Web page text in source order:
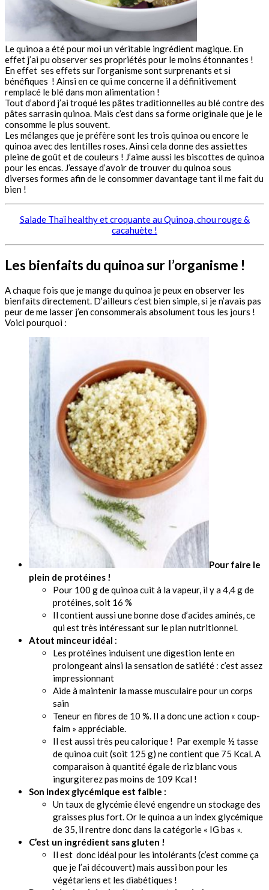
Le quinoa a été pour moi un véritable ingrédient magique. En
effet j’ai pu observer ses propriétés pour le moins étonnantes !
En effet ses effets sur l’organisme sont surprenants et si
bénéfiques ! Ainsi en ce qui me concerne il a définitivement
remplacé le blé dans mon alimentation !
Tout d’abord j’ai troqué les pâtes traditionnelles au blé contre des
pâtes sarrasin quinoa. Mais c’est dans sa forme originale que je le
consomme le plus souvent.
Les mélanges que je préfère sont les trois quinoa ou encore le
quinoa avec des lentilles roses. Ainsi cela donne des assiettes
pleine de goût et de couleurs ! J’aime aussi les biscottes de quinoa
pour les encas. J’essaye d’avoir de trouver du quinoa sous
diverses formes afin de le consommer davantage tant il me fait du
bien !
Salade Thaï healthy et croquante au Quinoa, chou rouge &
cacahuète !
Les bienfaits du quinoa sur l’organisme !
A chaque fois que je mange du quinoa je peux en observer les
bienfaits directement. D’ailleurs c’est bien simple, si je n’avais pas
peur de me lasser j’en consommerais absolument tous les jours !
Voici pourquoi :
Pour faire le
plein de protéines !
Pour 100 g de quinoa cuit à la vapeur, il y a 4,4 g de
protéines, soit 16 %
Il contient aussi une bonne dose d’acides aminés, ce
qui est très intéressant sur le plan nutritionnel.
Atout minceur idéal :
Les protéines induisent une digestion lente en
prolongeant ainsi la sensation de satiété : c’est assez
impressionnant
Aide à maintenir la masse musculaire pour un corps
sain
Teneur en fibres de 10 %. Il a donc une action « coup-
faim » appréciable.
Il est aussi très peu calorique ! Par exemple ½ tasse
de quinoa cuit (soit 125 g) ne contient que 75 Kcal. A
comparaison à quantité égale de riz blanc vous
ingurgiterez pas moins de 109 Kcal !
Son index glycémique est faible :
Un taux de glycémie élevé engendre un stockage des
graisses plus fort. Or le quinoa a un index glycémique
de 35, il rentre donc dans la catégorie « IG bas ».
C’est un ingrédient sans gluten !
Il est donc idéal pour les intolérants (c’est comme ça
que je l’ai découvert) mais aussi bon pour les
végétariens et les diabétiques !